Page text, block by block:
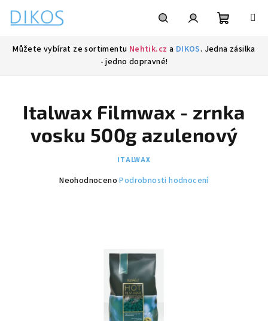
obsah
Můžete vybírat ze sortimentu Nehtik.cz a DIKOS. Jedna zásilka
- jedno dopravné!
Italwax Filmwax - zrnka
vosku 500g azulenový
ITALWAX
Průměrné
Neohodnoceno Podrobnosti hodnocení